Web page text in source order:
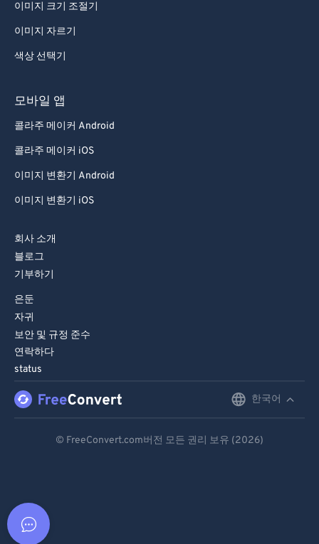
이미지 크기 조절기
이미지 자르기
색상 선택기
모바일 앱
콜라주 메이커 Android
콜라주 메이커 iOS
이미지 변환기 Android
이미지 변환기 iOS
회사 소개
블로그
기부하기
은둔
자귀
보안 및 규정 준수
연락하다
status
한국어
© FreeConvert.com버전 모든 권리 보유 (2026)